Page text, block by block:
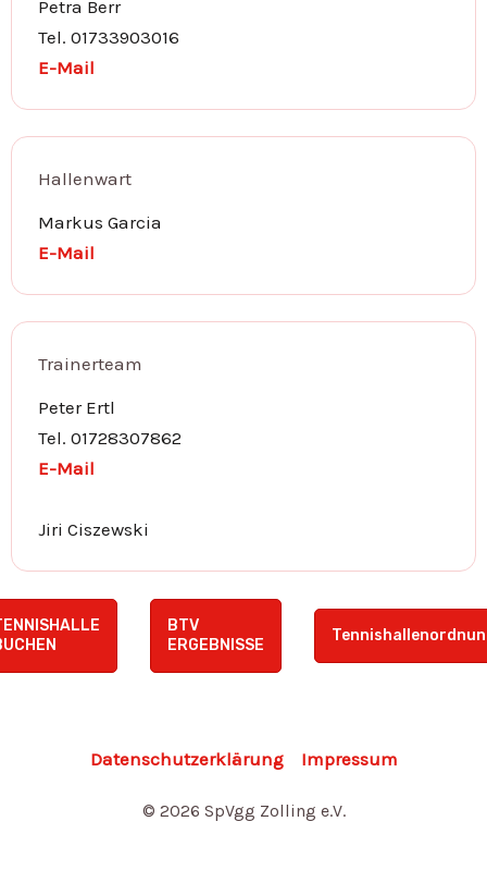
Petra Berr
Tel. 01733903016
E-Mail
Hallenwart
Markus Garcia
E-Mail
Trainerteam
Peter Ertl
Tel. 01728307862
E-Mail
Jiri Ciszewski
BTV
ERGEBNISSE
Datenschutzerklärung Impressum
© 2026 SpVgg Zolling e.V.